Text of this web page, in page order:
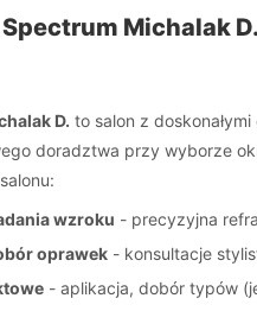
Michalak
D. to salon z
doradztwa przy wyborze
wzroku - precyzyjna
oprawek - konsultacje
- aplikacja, dobór typów